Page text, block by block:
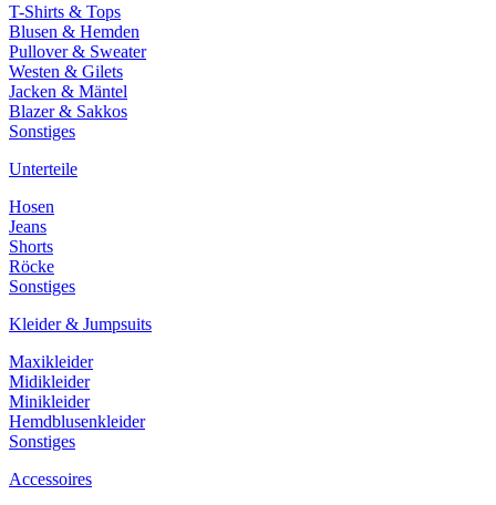
T-Shirts & Tops
Blusen & Hemden
Pullover & Sweater
Westen & Gilets
Jacken & Mäntel
Blazer & Sakkos
Sonstiges
Unterteile
Hosen
Jeans
Shorts
Röcke
Sonstiges
Kleider & Jumpsuits
Maxikleider
Midikleider
Minikleider
Hemdblusenkleider
Sonstiges
Accessoires